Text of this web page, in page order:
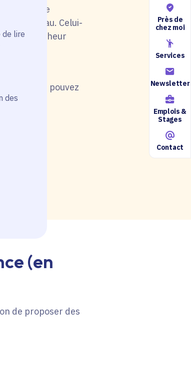
de lire
des
Près de
chez moi
Services
Newsletter
Emplois &
Stages
Contact
rouge. Une
du tableau. Celui-
(chercheur
vous pouvez
ici.
(en
de proposer des